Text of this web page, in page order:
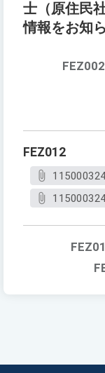
士（原住民
情報をお知
FEZ002
FEZ012